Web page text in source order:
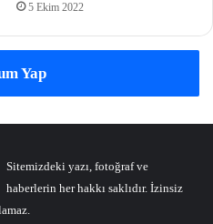
5 Ekim 2022
Yap
Sitemizdeki yazı, fotoğraf ve
haberlerin her hakkı saklıdır. İzinsiz